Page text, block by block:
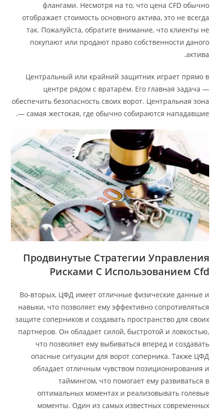
флангами. Несмотря на то, что цена CFD обычно
отображает стоимость основного актива, это не всегда
так. Пожалуйста, обратите внимание, что клиенты не
покупают или продают право собственности даного
актива.
Центральный или крайний защитник играет прямо в
центре рядом с вратарём. Его главная задача —
обеспечить безопасность своих ворот. Центральная зона
— самая жестокая, где обычно собираются нападавшие.
Продвинутые Стратегии Управления
Рисками С Использованием Cfd
Во-вторых, ЦФД имеет отличные физические данные и
навыки, что позволяет ему эффективно сопротивляться
защите соперников и создавать пространство для своих
партнеров. Он обладает силой, быстротой и ловкостью,
что позволяет ему выбиваться вперед и создавать
опасные ситуации для ворот соперника. Также ЦФД
обладает отличным чувством позиционирования и
таймингом, что помогает ему развиваться в
оптимальных моментах и реализовывать голевые
моменты. Один из самых известных современных